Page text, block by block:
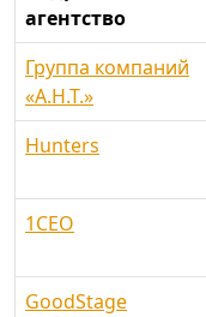
агентство
Группа компаний
«А.Н.Т.»
Hunters
1CEO
GoodStage